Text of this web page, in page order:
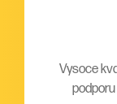
Vysoce